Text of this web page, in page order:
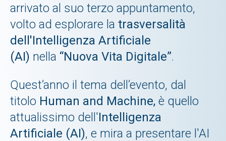
arrivato al suo terzo appuntamento,
volto ad esplorare la trasversalità
dell'Intelligenza Artificiale
(AI) nella “Nuova Vita Digitale”.
Quest’anno il tema dell’evento, dal
titolo Human and Machine, è quello
attualissimo dell'Intelligenza
Artificiale (AI), e mira a presentare l'AI